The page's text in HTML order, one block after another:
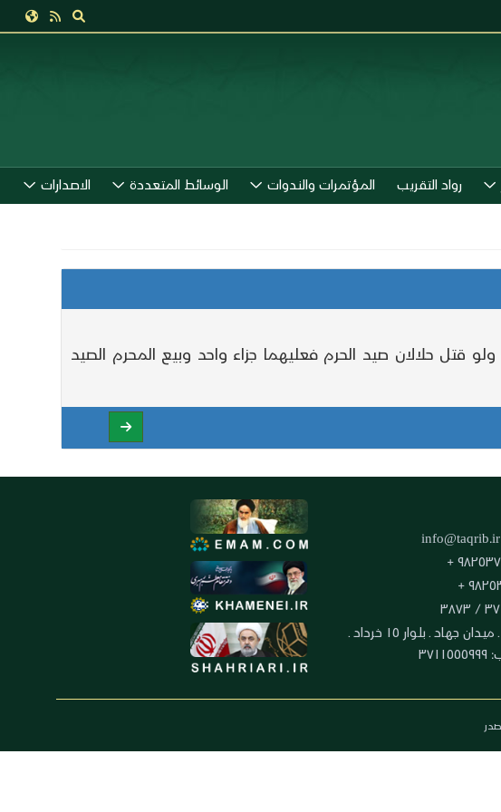
رواد التقريب المؤتمرات والندوات الوسائط المتعددة الاصدارات
حلالان صيد الحرم فعليهما جزاء واحد وبيع المحرم الصيد
info@taqrib.ir
العنوان: ايران ـ قم ـ ميدان جهاد ـ بلوار ١٥ خرداد ـ